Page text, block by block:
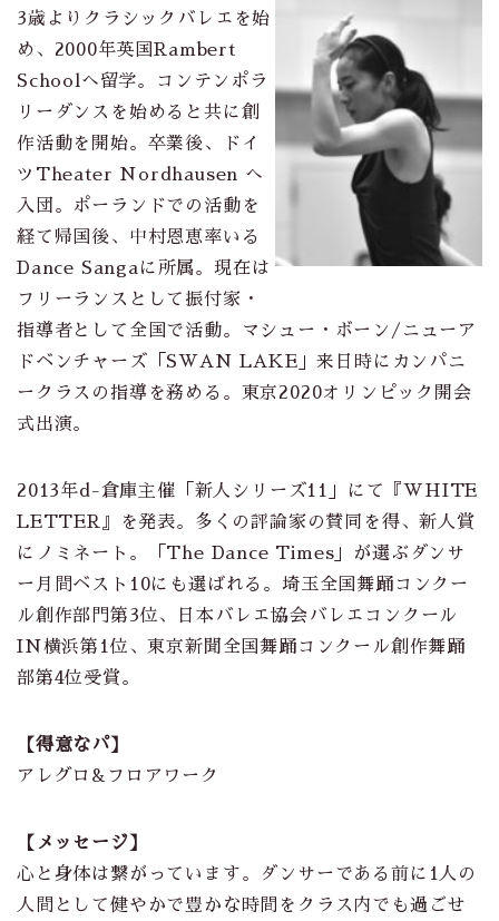
3歳よりクラシックバレエを始
め、2000年英国Rambert
Schoolへ留学。コンテンポラ
リーダンスを始めると共に創
作活動を開始。卒業後、ドイ
ツTheater Nordhausen へ
入団。ポーランドでの活動を
経て帰国後、中村恩恵率いる
Dance Sangaに所属。現在は
フリーランスとして振付家・
指導者として全国で活動。マシュー・ボーン/ニューア
ドベンチャーズ「SWAN LAKE」来日時にカンパニ
ークラスの指導を務める。東京2020オリンピック開会
式出演。
2013年d-倉庫主催「新人シリーズ11」にて『WHITE
LETTER』を発表。多くの評論家の賛同を得、新人賞
にノミネート。「The Dance Times」が選ぶダンサ
ー月間ベスト10にも選ばれる。埼玉全国舞踊コンクー
ル創作部門第3位、日本バレエ協会バレエコンクール
IN横浜第1位、東京新聞全国舞踊コンクール創作舞踊
部第4位受賞。
【得意なパ】
アレグロ&フロアワーク
【メッセージ】
心と身体は繋がっています。ダンサーである前に1人の
人間として健やかで豊かな時間をクラス内でも過ごせ